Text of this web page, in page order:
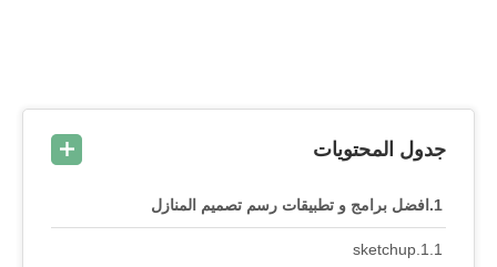
جدول المحتويات
افضل برامج و تطبيقات رسم تصميم المنازل
sketchup